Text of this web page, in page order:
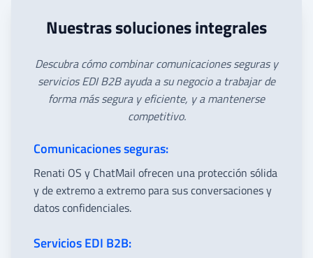
Nuestras soluciones integrales
Descubra cómo combinar comunicaciones seguras y
servicios EDI B2B ayuda a su negocio a trabajar de
forma más segura y eficiente, y a mantenerse
competitivo.
Comunicaciones seguras:
Renati OS y ChatMail ofrecen una protección sólida
y de extremo a extremo para sus conversaciones y
datos confidenciales.
Servicios EDI B2B: